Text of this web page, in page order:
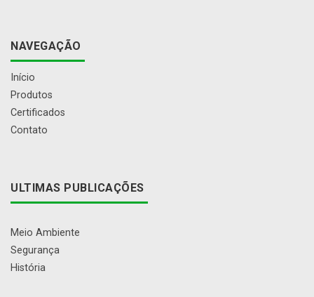
NAVEGAÇÃO
Início
Produtos
Certificados
Contato
ULTIMAS PUBLICAÇÕES
Meio Ambiente
Segurança
História